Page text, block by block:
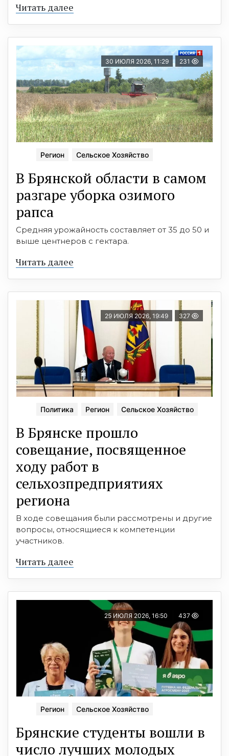
Читать далее
30 ИЮЛЯ 2026, 11:29 231
Регион Сельское Хозяйство
В Брянской области в самом
разгаре уборка озимого
рапса
Средняя урожайность составляет от 35 до 50 и
выше центнеров с гектара.
Читать далее
29 ИЮЛЯ 2026, 19:49 327
Политика Регион Сельское Хозяйство
В Брянске прошло
совещание, посвященное
ходу работ в
сельхозпредприятиях
региона
В ходе совещания были рассмотрены и другие
вопросы, относящиеся к компетенции
участников.
Читать далее
25 ИЮЛЯ 2026, 16:50 437
Регион Сельское Хозяйство
Брянские студенты вошли в
число лучших молодых